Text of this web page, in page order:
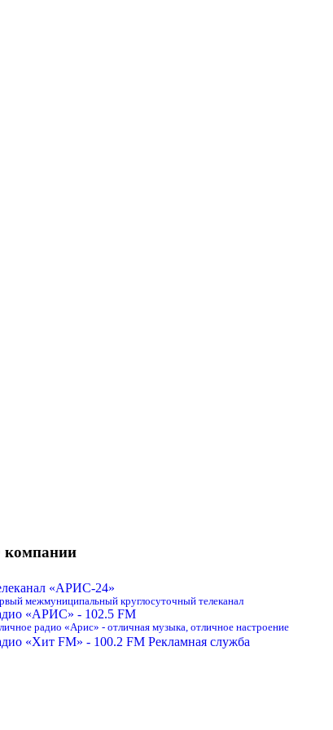
компании
«АРИС-24»
межмуниципальный круглосуточный телеканал
«АРИС» - 102.5 FM
радио «Арис» - отличная музыка, отличное настроение
«Хит FM» - 100.2 FM Рекламная служба